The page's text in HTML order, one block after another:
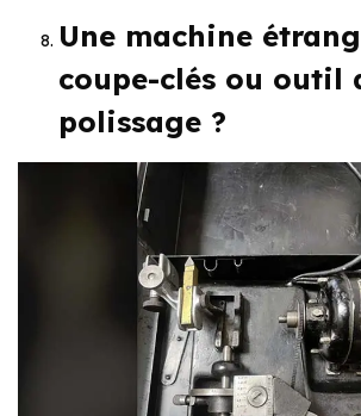
Une machine
coupe-clés ou outil
polissage ?